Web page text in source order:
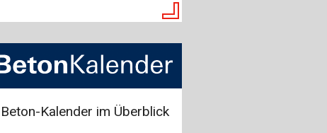
Beton-Kalender im Überblick